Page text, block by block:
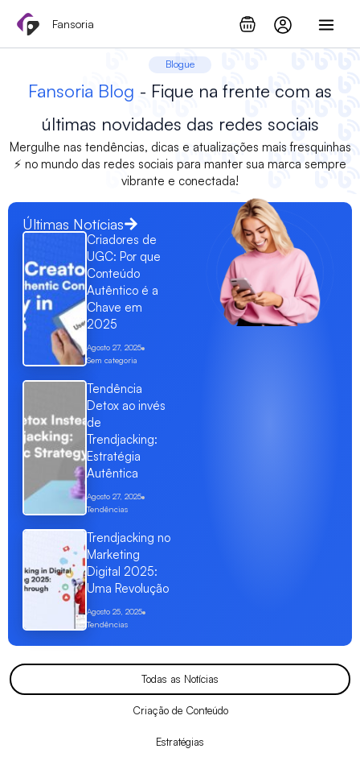
content
Fansoria
Blogue
Fansoria Blog - Fique na frente com as
últimas novidades das redes sociais
Mergulhe nas tendências, dicas e atualizações mais fresquinhas
⚡ no mundo das redes sociais para manter sua marca sempre
vibrante e conectada!
Últimas Notícias
Criadores de
UGC: Por que
Conteúdo
Autêntico é a
Chave em
2025
Agosto 27, 2025
Sem categoria
Tendência
Detox ao invés
de
Trendjacking:
Estratégia
Autêntica
Agosto 27, 2025
Tendências
Trendjacking no
Marketing
Digital 2025:
Uma Revolução
Agosto 25, 2025
Tendências
Todas as Notícias
Criação de Conteúdo
Estratégias